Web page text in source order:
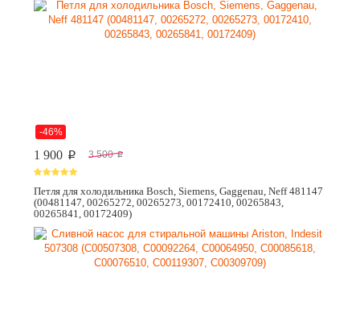
-46%
1 900 p 3 500 p
Петля для холодильника Bosch, Siemens, Gaggenau, Neff 481147
(00481147, 00265272, 00265273, 00172410, 00265843,
00265841, 00172409)